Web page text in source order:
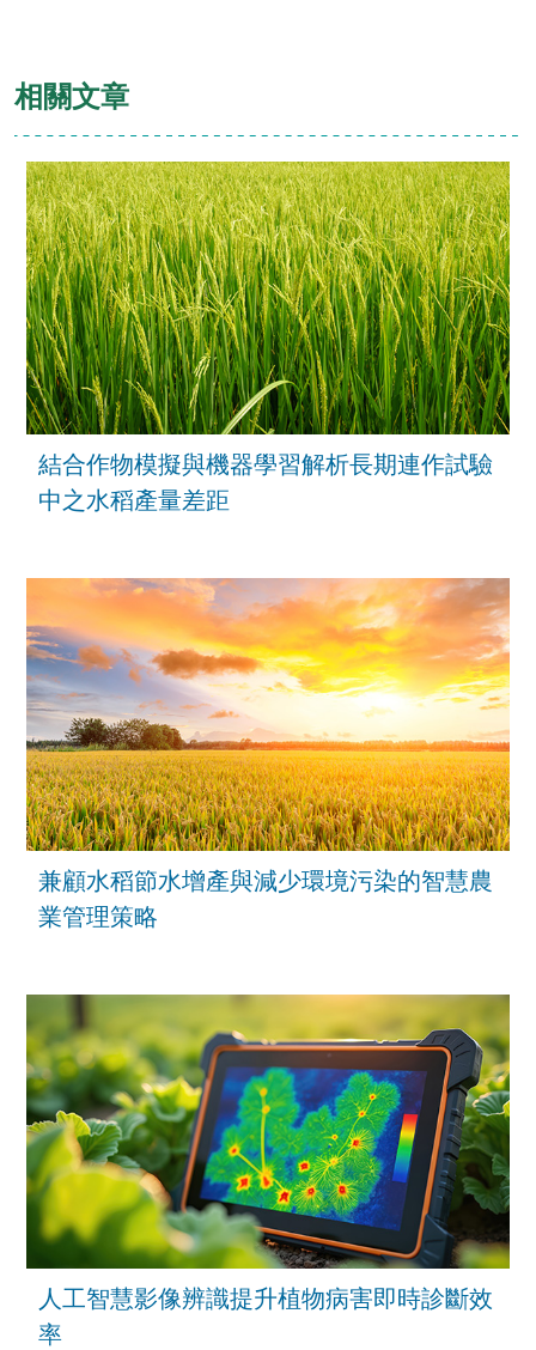
相關文章
結合作物模擬與機器學習解析長期連作試驗
中之水稻產量差距
兼顧水稻節水增產與減少環境污染的智慧農
業管理策略
人工智慧影像辨識提升植物病害即時診斷效
率